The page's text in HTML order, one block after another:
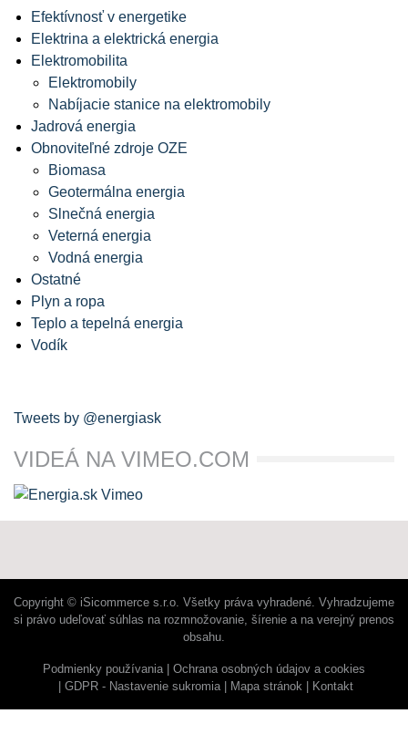
Efektívnosť v energetike
Elektrina a elektrická energia
Elektromobilita
Elektromobily
Nabíjacie stanice na elektromobily
Jadrová energia
Obnoviteľné zdroje OZE
Biomasa
Geotermálna energia
Slnečná energia
Veterná energia
Vodná energia
Ostatné
Plyn a ropa
Teplo a tepelná energia
Vodík
Tweets by @energiask
VIDEÁ NA VIMEO.COM
Copyright © iSicommerce s.r.o. Všetky práva vyhradené. Vyhradzujeme
si právo udeľovať súhlas na rozmnožovanie, šírenie a na verejný prenos
obsahu.
Podmienky používania
Ochrana osobných údajov a cookies
GDPR - Nastavenie sukromia
Mapa stránok Kontakt